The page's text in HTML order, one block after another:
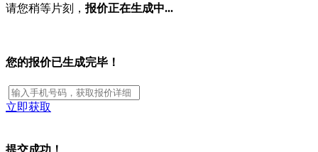
请您稍等片刻， 报价正在生成中...
您的报价已生成完毕！
立即获取